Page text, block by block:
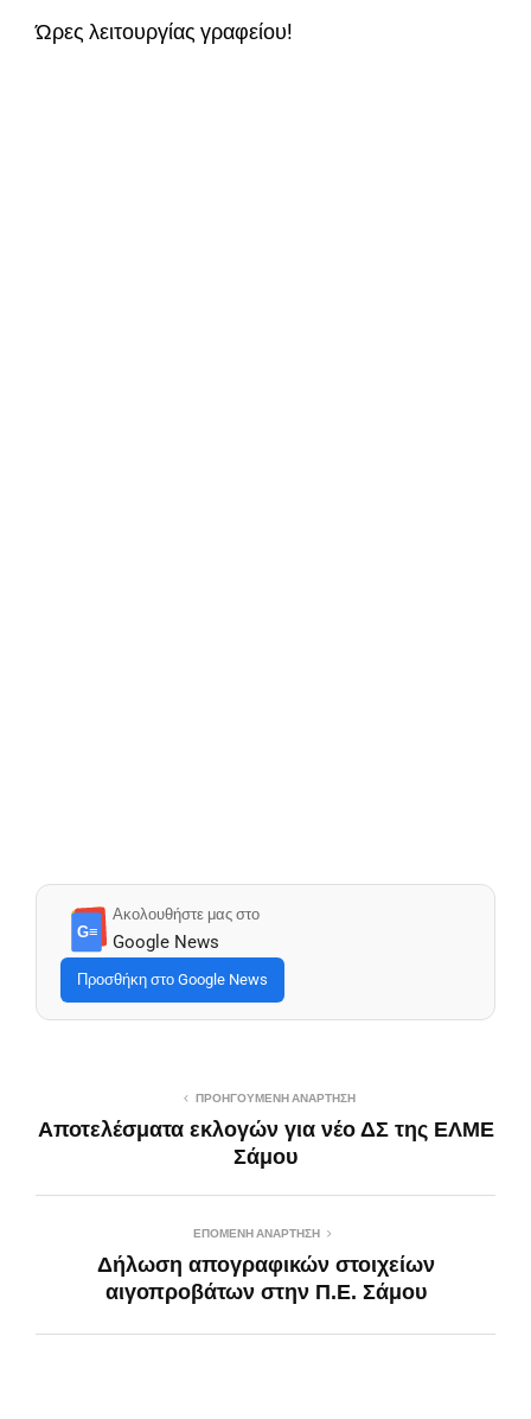
Ώρες λειτουργίας γραφείου!
G≡
Ακολουθήστε μας στο
Google News
Προσθήκη στο Google News
ΠΡΟΗΓΟΎΜΕΝΗ ΑΝΆΡΤΗΣΗ
Αποτελέσματα εκλογών για νέο ΔΣ της ΕΛΜΕ
Σάμου
ΕΠΌΜΕΝΗ ΑΝΆΡΤΗΣΗ
Δήλωση απογραφικών στοιχείων
αιγοπροβάτων στην Π.Ε. Σάμου